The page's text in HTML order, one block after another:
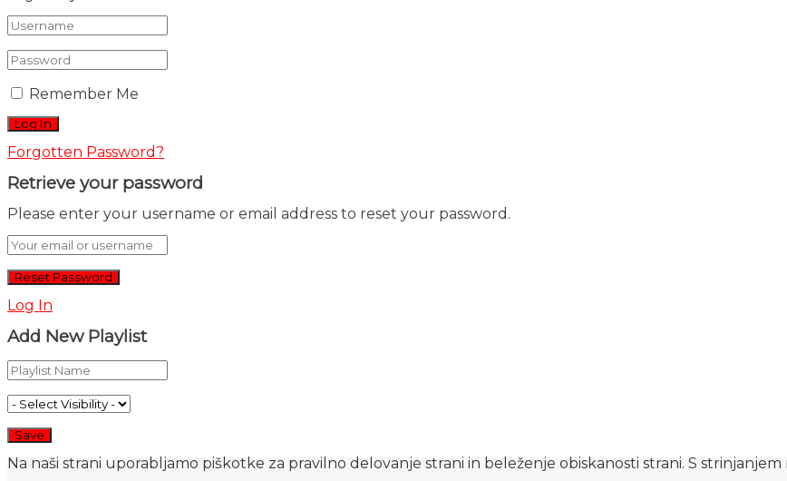
Remember Me
Forgotten Password?
Retrieve your password
Please enter your username or email address to reset your password.
Log In
Add New Playlist
Na naši strani uporabljamo piškotke za pravilno delovanje strani in beleženje obiskanosti strani. S